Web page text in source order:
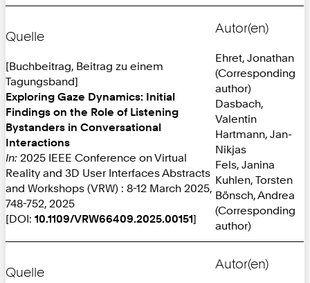
Quelle
[Buchbeitrag, Beitrag zu einem
Tagungsband]
Exploring Gaze Dynamics: Initial
Findings on the Role of Listening
Bystanders in Conversational
Interactions
In: 2025 IEEE Conference on Virtual
Reality and 3D User Interfaces Abstracts
and Workshops (VRW) : 8-12 March 2025,
748-752, 2025
[DOI: 10.1109/VRW66409.2025.00151]
Autor(en)
Ehret, Jonathan
(Corresponding
author)
Dasbach,
Valentin
Hartmann, Jan-
Nikjas
Fels, Janina
Kuhlen, Torsten
Bönsch, Andrea
(Corresponding
author)
Quelle
Autor(en)